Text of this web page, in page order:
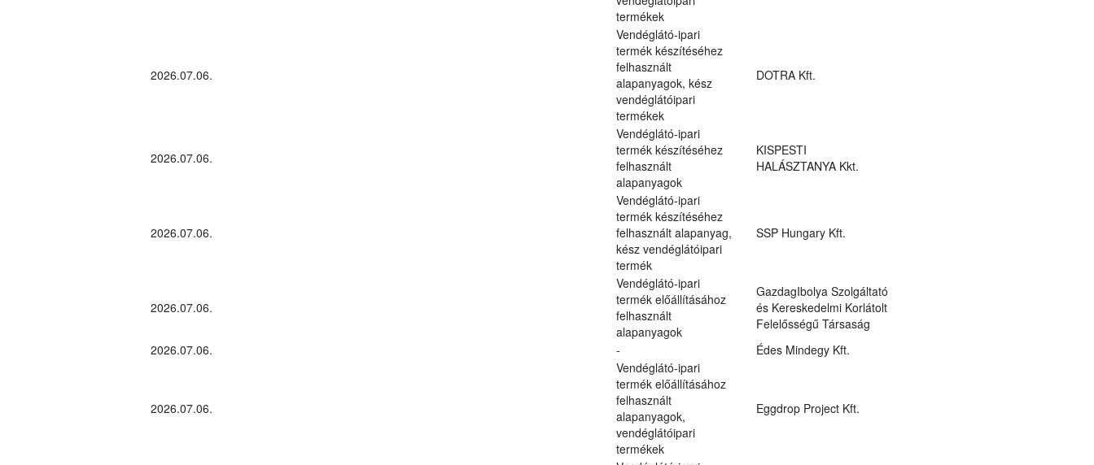
termékek
2026.07.06.
Vendéglátó-ipari
termék készítéséhez
felhasznált
alapanyagok, kész
vendéglátóipari
termékek
DOTRA Kft.
2026.07.06.
Vendéglátó-ipari
termék készítéséhez
felhasznált
alapanyagok
KISPESTI
HALÁSZTANYA Kkt.
2026.07.06.
Vendéglátó-ipari
termék készítéséhez
felhasznált alapanyag,
kész vendéglátóipari
termék
SSP Hungary Kft.
2026.07.06.
Vendéglátó-ipari
termék előállításához
felhasznált
alapanyagok
GazdagIbolya Szolgáltató
és Kereskedelmi Korlátolt
Felelősségű Társaság
2026.07.06.
- Édes Mindegy Kft.
2026.07.06.
Vendéglátó-ipari
termék előállításához
felhasznált
alapanyagok,
vendéglátóipari
termékek
Eggdrop Project Kft.